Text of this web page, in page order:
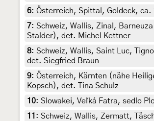
6: Österreich, Spittal, Goldeck,
7: Schweiz, Wallis, Zinal,
Stalder), det. Michel Kettner
8: Schweiz, Wallis, Saint Luc,
det. Siegfried Braun
9: Österreich, Kärnten (nähe
Kopsch), det. Tina Schulz
10: Slowakei, Veľká Fatra, sedlo
11 : Schweiz, Wallis, Zermatt,